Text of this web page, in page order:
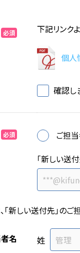
必須 下記リンク
個人
確認し
必須 ご担
「新しい送
新しい送付先」の
名 姓